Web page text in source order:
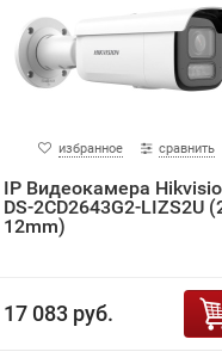
избранное сравнить
IP Видеокамера
DS-2CD2643G2-LIZS2U
12mm)
17 083 руб.